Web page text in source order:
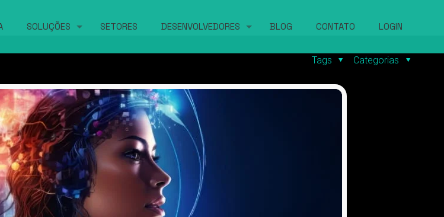
SOLUÇÕES SETORES DESENVOLVEDORES BLOG CONTATO LOGIN
Categorias
Tags